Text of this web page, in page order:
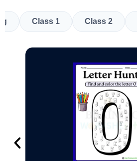
Class 1 Class 2